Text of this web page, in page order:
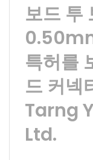
보드 투
특허를
드 커넥
Tarng
Ltd.